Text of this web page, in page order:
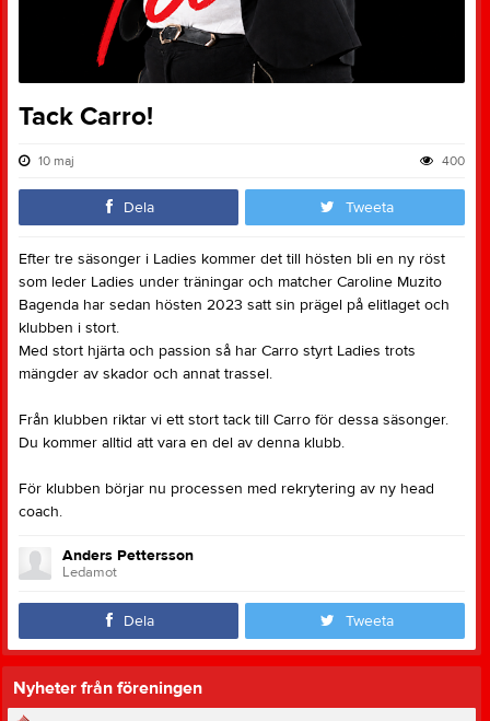
Tack Carro!
10 maj 400
Dela Tweeta
Efter tre säsonger i Ladies kommer det till hösten bli en ny röst
som leder Ladies under träningar och matcher Caroline Muzito
Bagenda har sedan hösten 2023 satt sin prägel på elitlaget och
klubben i stort.
Med stort hjärta och passion så har Carro styrt Ladies trots
mängder av skador och annat trassel.
Från klubben riktar vi ett stort tack till Carro för dessa säsonger.
Du kommer alltid att vara en del av denna klubb.
För klubben börjar nu processen med rekrytering av ny head
coach.
Anders Pettersson
Ledamot
Dela Tweeta
Nyheter från föreningen